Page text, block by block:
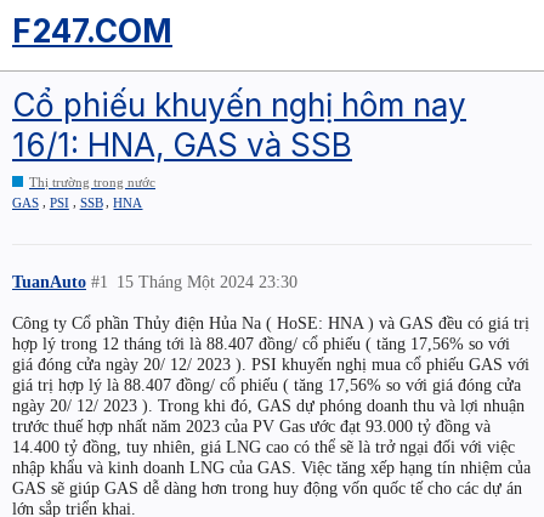
F247.COM
Cổ phiếu khuyến nghị hôm nay
16/1: HNA, GAS và SSB
Thị trường trong nước
GAS
PSI SSB ,HNA
TuanAuto 15 Tháng Một 2024 23:30
#1
Công ty Cổ phần Thủy điện Hủa Na ( HoSE: HNA ) và GAS đều có giá trị
hợp lý trong 12 tháng tới là 88.407 đồng/ cổ phiếu ( tăng 17,56% so với
giá đóng cửa ngày 20/ 12/ 2023 ). PSI khuyến nghị mua cổ phiếu GAS với
giá trị hợp lý là 88.407 đồng/ cổ phiếu ( tăng 17,56% so với giá đóng cửa
ngày 20/ 12/ 2023 ). Trong khi đó, GAS dự phóng doanh thu và lợi nhuận
trước thuế hợp nhất năm 2023 của PV Gas ước đạt 93.000 tỷ đồng và
14.400 tỷ đồng, tuy nhiên, giá LNG cao có thể sẽ là trở ngại đối với việc
nhập khẩu và kinh doanh LNG của GAS. Việc tăng xếp hạng tín nhiệm của
GAS sẽ giúp GAS dễ dàng hơn trong huy động vốn quốc tế cho các dự án
lớn sắp triển khai.